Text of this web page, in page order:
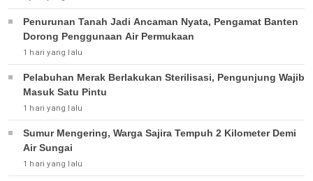
Penurunan Tanah Jadi Ancaman Nyata, Pengamat Banten
Dorong Penggunaan Air Permukaan
1 hari yang lalu
Pelabuhan Merak Berlakukan Sterilisasi, Pengunjung Wajib
Masuk Satu Pintu
1 hari yang lalu
Sumur Mengering, Warga Sajira Tempuh 2 Kilometer Demi
Air Sungai
1 hari yang lalu